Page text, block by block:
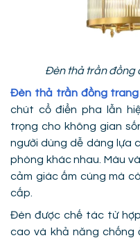
Đèn thả trần đồng
Đèn thả trần đồng trang
chút cổ điển pha lẫn
trọng cho không gian
người dùng dễ dàng lựa
phòng khác nhau. Màu
cảm giác ấm cúng mà
cấp.
Đèn được chế tác từ
cao và khả năng chống